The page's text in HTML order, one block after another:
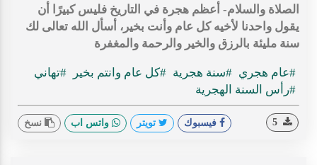
الصلاة والسلام- أعظم هجرة في التاريخ فليس كبيرًا أن
يقول واحدنا لأخيه كل عام وأنت بخير، أسأل الله تعالى لك
سنة مليئة بالرزق والخير والرحمة والمغفرة
#عام هجري #سنة هجرية #كل عام وانتم بخير
#تهاني
#رأس السنة الهجرية
فيسبوك تويتر واتس اب نسخ